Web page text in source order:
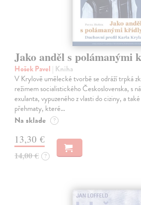
Jako anděl s polámanými
Hošek Pavel | Kniha
V Krylově umělecké tvorbě se odráží trpká
režimem socialistického Československa, s
exulanta, vypuzeného z vlasti do ciziny, a
přehmaty, které…
Na sklade ?
13,30 €
14,00 € ?